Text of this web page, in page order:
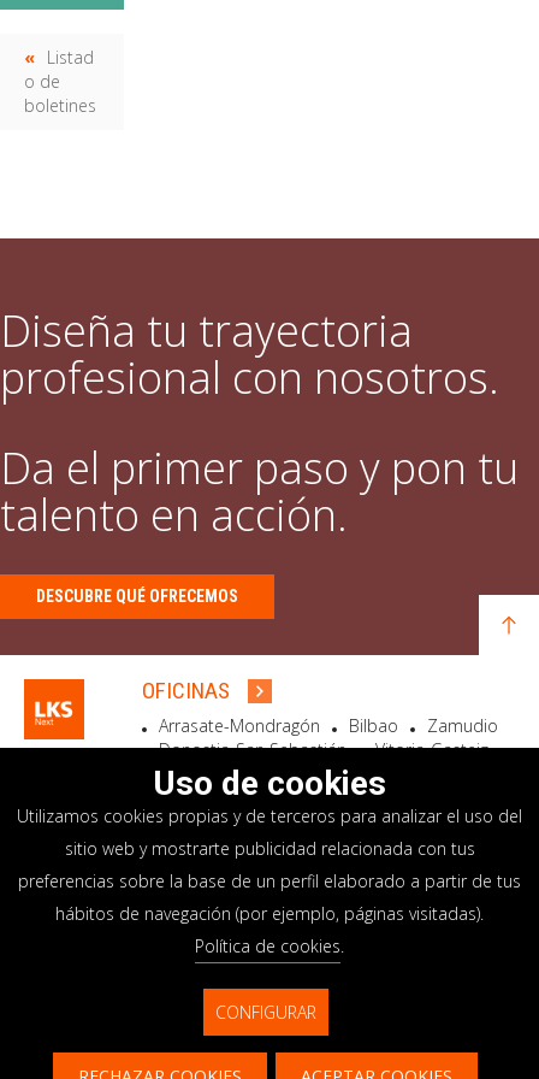
Listad
o de
boletines
Diseña tu trayectoria
profesional con nosotros.
Da el primer paso y pon tu
talento en acción.
DESCUBRE QUÉ OFRECEMOS
OFICINAS
Arrasate-Mondragón Bilbao
Zamudio
Donostia-San Sebastián
Vitoria-Gasteiz
Madrid
El Astillero Bidart
SEDE SOCIAL
Goiru, 7 Arrasate-Mondragón
CP 20500 GIPUZKOA – SPAIN
+34 900 84 14 14
info@lksnext.com
Aviso legal
Portal de privacidad
Política de cookies
Sistema interno información
Uso de cookies
Utilizamos cookies propias y de terceros para analizar el uso del
sitio web y mostrarte publicidad relacionada con tus
preferencias sobre la base de un perfil elaborado a partir de tus
hábitos de navegación (por ejemplo, páginas visitadas).
Política de cookies.
CONFIGURAR